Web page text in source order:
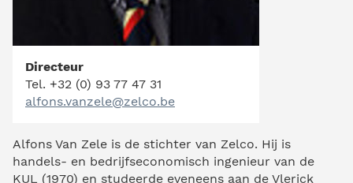
Directeur
Tel. +32 (0) 93 77 47 31
alfons.vanzele@zelco.be
Alfons Van Zele is de stichter van Zelco. Hij is
handels- en bedrijfseconomisch ingenieur van de
KUL (1970) en studeerde eveneens aan de Vlerick